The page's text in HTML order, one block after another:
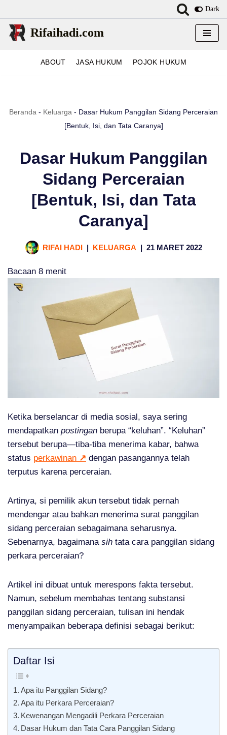
Lompat
ke
Dark
Rifaihadi.com
ABOUT JASA HUKUM POJOK HUKUM
Beranda - Keluarga - Dasar Hukum Panggilan Sidang Perceraian
[Bentuk, Isi, dan Tata Caranya]
Dasar Hukum Panggilan
Sidang Perceraian
[Bentuk, Isi, dan Tata
Caranya]
RIFAI HADI KELUARGA 21 MARET 2022
Bacaan 8 menit
Ketika berselancar di media sosial, saya sering
mendapatkan postingan berupa “keluhan”. “Keluhan”
tersebut berupa—tiba-tiba menerima kabar, bahwa
status perkawinan ↗ dengan pasangannya telah
terputus karena perceraian.
Artinya, si pemilik akun tersebut tidak pernah
mendengar atau bahkan menerima surat panggilan
sidang perceraian sebagaimana seharusnya.
Sebenarnya, bagaimana sih tata cara panggilan sidang
perkara perceraian?
Artikel ini dibuat untuk merespons fakta tersebut.
Namun, sebelum membahas tentang substansi
panggilan sidang perceraian, tulisan ini hendak
menyampaikan beberapa definisi sebagai berikut:
Daftar Isi
Apa itu Panggilan Sidang?
Apa itu Perkara Perceraian?
Kewenangan Mengadili Perkara Perceraian
Dasar Hukum dan Tata Cara Panggilan Sidang